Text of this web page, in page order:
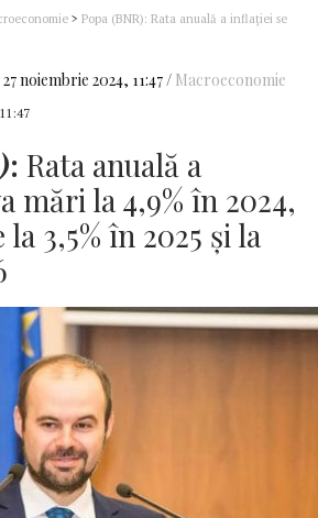
> Popa (BNR): Rata anuală a inflaţiei se
27 noiembrie 2024, 11:47 Macroeconomie
: Rata anuală a
mări la 4,9% în 2024,
la 3,5% în 2025 şi la